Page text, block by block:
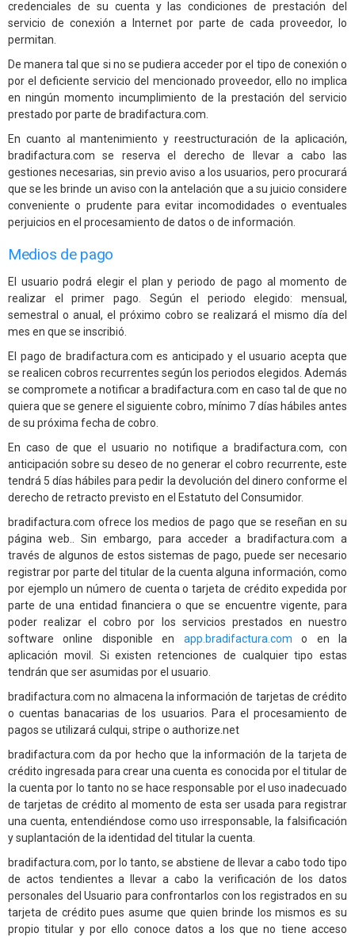
credenciales de su cuenta y las condiciones de prestación del
servicio de conexión a Internet por parte de cada proveedor, lo
permitan.
De manera tal que si no se pudiera acceder por el tipo de conexión o
por el deficiente servicio del mencionado proveedor, ello no implica
en ningún momento incumplimiento de la prestación del servicio
prestado por parte de bradifactura.com.
En cuanto al mantenimiento y reestructuración de la aplicación,
bradifactura.com se reserva el derecho de llevar a cabo las
gestiones necesarias, sin previo aviso a los usuarios, pero procurará
que se les brinde un aviso con la antelación que a su juicio considere
conveniente o prudente para evitar incomodidades o eventuales
perjuicios en el procesamiento de datos o de información.
Medios de pago
El usuario podrá elegir el plan y periodo de pago al momento de
realizar el primer pago. Según el periodo elegido: mensual,
semestral o anual, el próximo cobro se realizará el mismo día del
mes en que se inscribió.
El pago de bradifactura.com es anticipado y el usuario acepta que
se realicen cobros recurrentes según los periodos elegidos. Además
se compromete a notificar a bradifactura.com en caso tal de que no
quiera que se genere el siguiente cobro, mínimo 7 días hábiles antes
de su próxima fecha de cobro.
En caso de que el usuario no notifique a bradifactura.com, con
anticipación sobre su deseo de no generar el cobro recurrente, este
tendrá 5 días hábiles para pedir la devolución del dinero conforme el
derecho de retracto previsto en el Estatuto del Consumidor.
bradifactura.com ofrece los medios de pago que se reseñan en su
página web.. Sin embargo, para acceder a bradifactura.com a
través de algunos de estos sistemas de pago, puede ser necesario
registrar por parte del titular de la cuenta alguna información, como
por ejemplo un número de cuenta o tarjeta de crédito expedida por
parte de una entidad financiera o que se encuentre vigente, para
poder realizar el cobro por los servicios prestados en nuestro
software online disponible en app.bradifactura.com o en la
aplicación movil. Si existen retenciones de cualquier tipo estas
tendrán que ser asumidas por el usuario.
bradifactura.com no almacena la información de tarjetas de crédito
o cuentas banacarias de los usuarios. Para el procesamiento de
pagos se utilizará culqui, stripe o authorize.net
bradifactura.com da por hecho que la información de la tarjeta de
crédito ingresada para crear una cuenta es conocida por el titular de
la cuenta por lo tanto no se hace responsable por el uso inadecuado
de tarjetas de crédito al momento de esta ser usada para registrar
una cuenta, entendiéndose como uso irresponsable, la falsificación
y suplantación de la identidad del titular la cuenta.
bradifactura.com, por lo tanto, se abstiene de llevar a cabo todo tipo
de actos tendientes a llevar a cabo la verificación de los datos
personales del Usuario para confrontarlos con los registrados en su
tarjeta de crédito pues asume que quien brinde los mismos es su
propio titular y por ello conoce datos a los que no tiene acceso